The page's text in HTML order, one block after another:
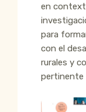
en
para
con el
rurales y
pertinente